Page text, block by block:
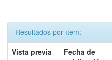
Resultados por ítem:
Vista previa
Fecha de